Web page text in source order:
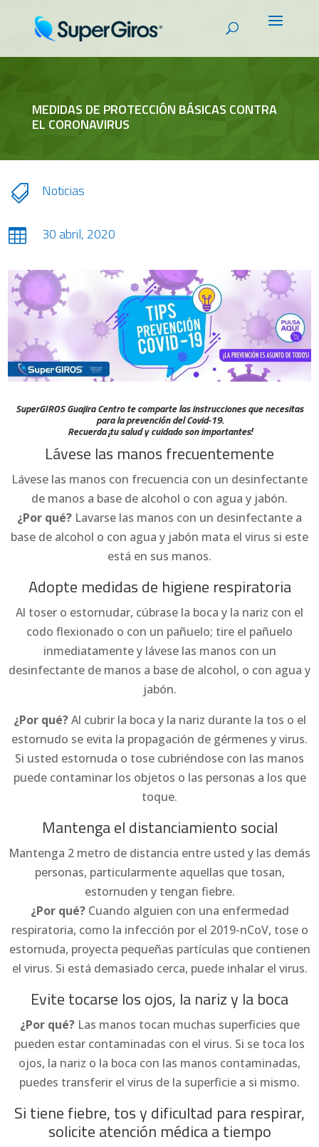
MEDIDAS DE PROTECCIÓN BÁSICAS CONTRA
EL CORONAVIRUS
 Noticias
 30 abril, 2020
SuperGIROS Guajira Centro te comparte las instrucciones que necesitas
para la prevención del Covid-19.
Recuerda ¡tu salud y cuidado son importantes!
Lávese las manos frecuentemente
Lávese las manos con frecuencia con un desinfectante
de manos a base de alcohol o con agua y jabón.
¿Por qué? Lavarse las manos con un desinfectante a
base de alcohol o con agua y jabón mata el virus si este
está en sus manos.
Adopte medidas de higiene respiratoria
Al toser o estornudar, cúbrase la boca y la nariz con el
codo flexionado o con un pañuelo; tire el pañuelo
inmediatamente y lávese las manos con un
desinfectante de manos a base de alcohol, o con agua y
jabón.
¿Por qué?Al cubrir la boca y la nariz durante la tos o el
estornudo se evita la propagación de gérmenes y virus.
Si usted estornuda o tose cubriéndose con las manos
puede contaminar los objetos o las personas a los que
toque.
Mantenga el distanciamiento social
Mantenga 2 metro de distancia entre usted y las demás
personas, particularmente aquellas que tosan,
estornuden y tengan fiebre.
¿Por qué? Cuando alguien con una enfermedad
respiratoria, como la infección por el 2019-nCoV, tose o
estornuda, proyecta pequeñas partículas que contienen
el virus. Si está demasiado cerca, puede inhalar el virus.
Evite tocarse los ojos, la nariz y la boca
¿Por qué?Las manos tocan muchas superficies que
pueden estar contaminadas con el virus. Si se toca los
ojos, la nariz o la boca con las manos contaminadas,
puedes transferir el virus de la superficie a si mismo.
Si tiene fiebre, tos y dificultad para respirar,
solicite atención médica a tiempo